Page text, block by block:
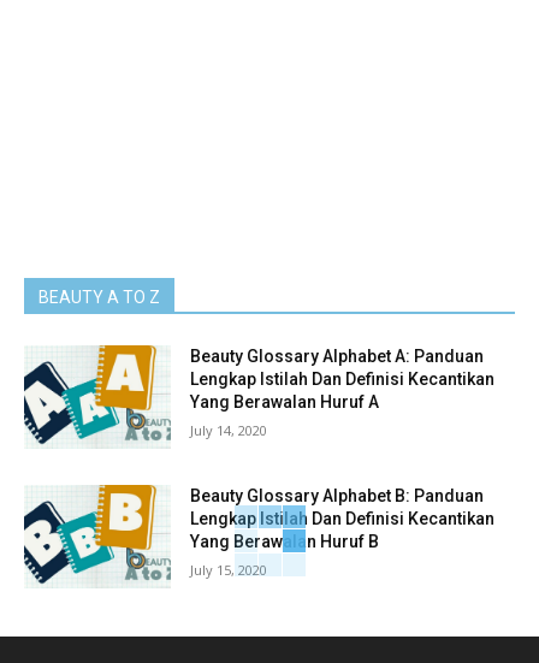
BEAUTY A TO Z
Beauty Glossary Alphabet A: Panduan
Lengkap Istilah Dan Definisi Kecantikan
Yang Berawalan Huruf A
July 14, 2020
Beauty Glossary Alphabet B: Panduan
Lengkap Istilah Dan Definisi Kecantikan
Yang Berawalan Huruf B
July 15, 2020